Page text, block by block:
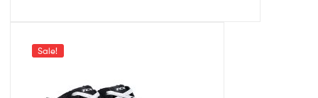
Sale!